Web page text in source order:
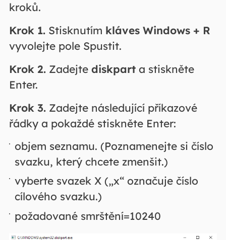
kroků.
Krok 1.Stisknutím kláves Windows + R
vyvolejte pole Spustit.
Krok 2.Zadejte diskparta stiskněte
Enter.
Krok 3.Zadejte následující příkazové
řádky a pokaždé stiskněte Enter:
objem seznamu. (Poznamenejte si číslo
svazku, který chcete zmenšit.)
vyberte svazek X („x“ označuje číslo
cílového svazku.)
požadované smrštění=10240